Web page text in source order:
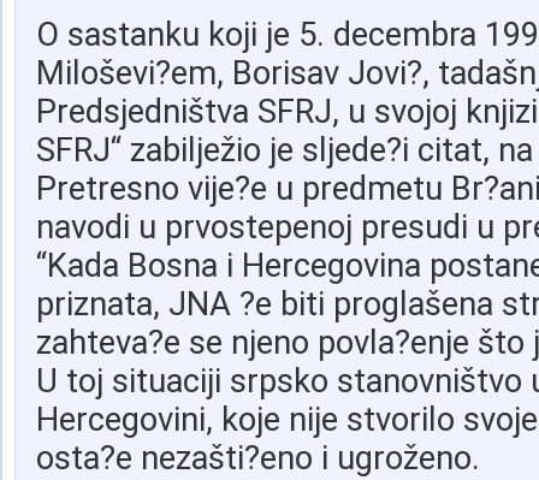
O sastanku koji je 5. decembra
Miloševi?em, Borisav Jovi?,
Predsjedništva SFRJ, u svojoj
SFRJ“ zabilježio je sljede?i citat,
Pretresno vije?e u predmetu
navodi u prvostepenoj presudi u
“Kada Bosna i Hercegovina
priznata, JNA ?e biti proglašena
zahteva?e se njeno povla?enje što
U toj situaciji srpsko stanovništvo
Hercegovini, koje nije stvorilo
osta?e nezašti?eno i ugroženo.